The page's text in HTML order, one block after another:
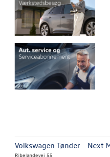
Volkswagen Tønder - Next
Ribelandevej 55